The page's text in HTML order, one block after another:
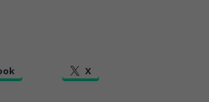
X